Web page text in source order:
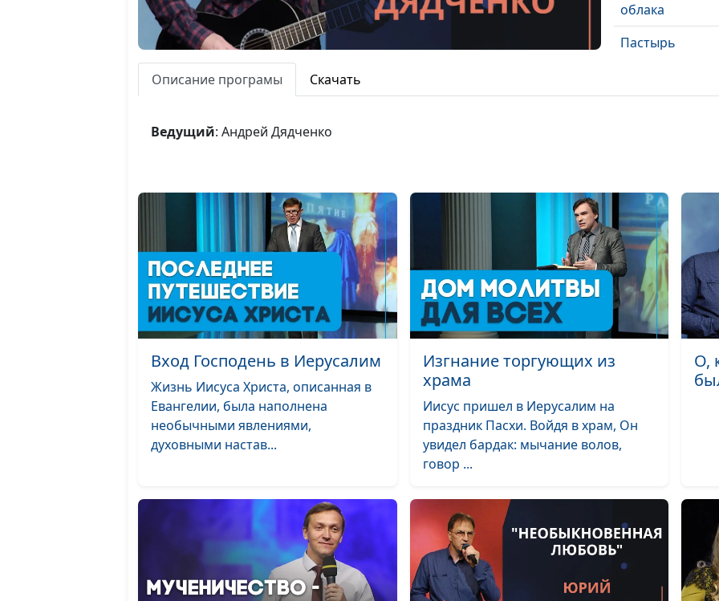
облака
Пастырь
Рыбацкую
волною качало
Познав Творца
безбрежную
любовь
Ты как свет в
окне
Ты - мой Бог
кто мне на земле
Как Тебя найти,
Она льется за
Крылья мне
Услышь,
меня, мой Бог!
Описание програмы Скачать
Ведущий: Андрей Дядченко
Вход Господень в Иерусалим
Жизнь Иисуса Христа, описанная в
Евангелии, была наполнена
необычными явлениями,
духовными настав...
Изгнание торгующих из
храма
Иисус пришел в Иерусалим на
праздник Пасхи. Войдя в храм, Он
увидел бардак: мычание волов,
говор ...
О,